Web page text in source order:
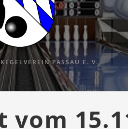
PASSAU E. V.